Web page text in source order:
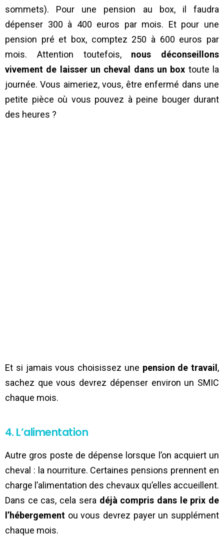
sommets). Pour une pension au box, il faudra
dépenser 300 à 400 euros par mois. Et pour une
pension pré et box, comptez 250 à 600 euros par
mois. Attention toutefois, nous déconseillons
vivement de laisser un cheval dans un box toute la
journée. Vous aimeriez, vous, être enfermé dans une
petite pièce où vous pouvez à peine bouger durant
des heures ?
Et si jamais vous choisissez une pension de travail ,
sachez que vous devrez dépenser environ un SMIC
chaque mois.
4. L’alimentation
Autre gros poste de dépense lorsque l’on acquiert un
cheval : la nourriture. Certaines pensions prennent en
charge l’alimentation des chevaux qu’elles accueillent.
Dans ce cas, cela sera déjà compris dans le prix de
l’hébergement ou vous devrez payer un supplément
chaque mois.